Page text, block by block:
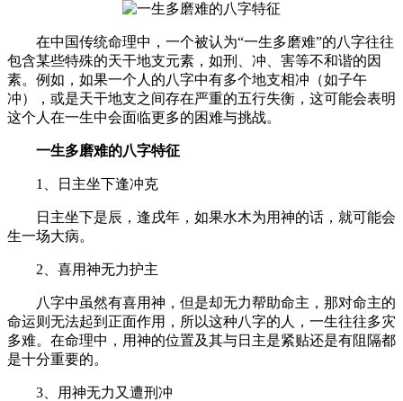
在中国传统命理中，一个被认为“一生多磨难”的八字往往
包含某些特殊的天干地支元素，如刑、冲、害等不和谐的因
素。例如，如果一个人的八字中有多个地支相冲（如子午
冲），或是天干地支之间存在严重的五行失衡，这可能会表明
这个人在一生中会面临更多的困难与挑战。
一生多磨难的八字特征
1、日主坐下逢冲克
日主坐下是辰，逢戌年，如果水木为用神的话，就可能会
生一场大病。
2、喜用神无力护主
八字中虽然有喜用神，但是却无力帮助命主，那对命主的
命运则无法起到正面作用，所以这种八字的人，一生往往多灾
多难。在命理中，用神的位置及其与日主是紧贴还是有阻隔都
是十分重要的。
3、用神无力又遭刑冲